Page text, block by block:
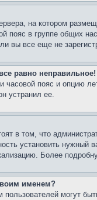
на котором
пояс в группе общих
вы все еще не
равно неправильное!
часовой пояс и опцию
устранил ее.
в том, что
установить нужный
Более
именем?
могут